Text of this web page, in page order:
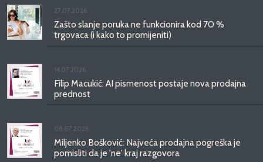
27.07.2026.
Zašto slanje poruka ne funkcionira kod 70 %
trgovaca (i kako to promijeniti)
14.07.2026.
Filip Macukić: AI pismenost postaje nova prodajna
prednost
08.07.2026.
Miljenko Bošković: Najveća prodajna pogreška je
pomisliti da je 'ne' kraj razgovora